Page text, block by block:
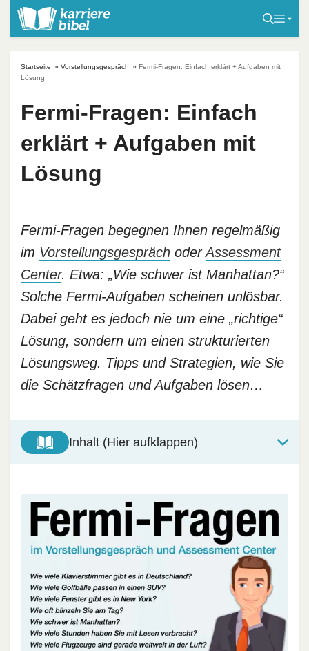
Startseite » Vorstellungsgespräch » Fermi-Fragen: Einfach erklärt + Aufgaben mit
Lösung
Fermi-Fragen: Einfach
erklärt + Aufgaben mit
Lösung
Fermi-Fragen begegnen Ihnen regelmäßig
im Vorstellungsgespräch oderAssessment
Center. Etwa: „Wie schwer ist Manhattan?“
Solche Fermi-Aufgaben scheinen unlösbar.
Dabei geht es jedoch nie um eine „richtige“
Lösung, sondern um einen strukturierten
Lösungsweg. Tipps und Strategien, wie Sie
die Schätzfragen und Aufgaben lösen…
Inhalt (Hier aufklappen)